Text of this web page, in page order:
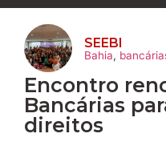
SEEBI
Bahia,
Encontro
Bancárias
direitos